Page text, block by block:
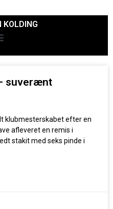
KOLDING
suverænt
klubmesterskabet efter en
afleveret en remis i
stakit med seks pinde i